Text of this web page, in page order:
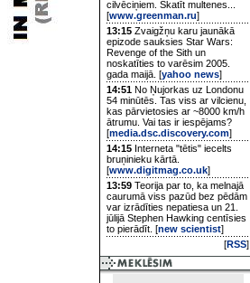
cilvēciņiem. Skatīt multenes...
[www.greenman.ru]
13:15 Zvaigžņu karu jaunākā
epizode sauksies Star Wars:
Revenge of the Sith un
noskatīties to varēsim 2005.
gada maijā. [yahoo news]
14:51 No Ņujorkas uz Londonu
54 minūtēs. Tas viss ar vilcienu,
kas pārvietosies ar ~8000 km/h
ātrumu. Vai tas ir iespējams?
[media.dsc.discovery.com]
14:15 Interneta "tētis" iecelts
bruņinieku kārtā.
[www.digitmag.co.uk]
13:59 Teorija par to, ka melnajā
caurumā viss pazūd bez pēdām
var izrādīties nepatiesa un 21.
jūlijā Stephen Hawking centīsies
to pierādīt. [new scientist]
[RSS]